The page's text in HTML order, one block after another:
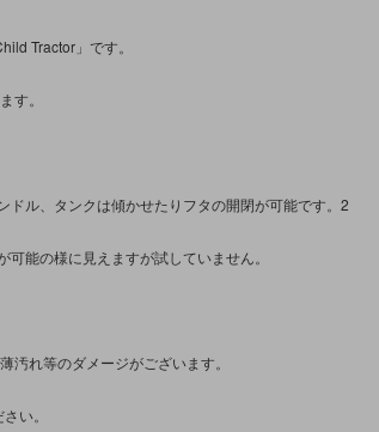
Tractor」です。
す。
ドル、タンクは傾かせたりフタの開閉が可能です。2
能の様に見えますが試していません。
汚れ等のダメージがございます。
い。